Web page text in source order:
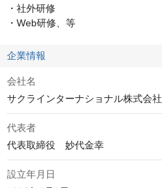
・社外研修
・Web研修、等
企業情報
会社名
サクラインターナショナル株式会社
代表者
代表取締役　妙代金幸
設立年月日